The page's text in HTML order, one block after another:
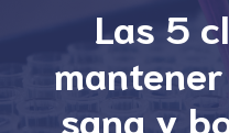
Las 5
sana y